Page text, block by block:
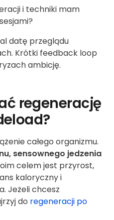
i techniki mam
datę przeglądu
Krótki feedback loop
ambicję.
regenerację
całego organizmu.
sensownego jedzenia
celem jest przyrost,
kaloryczny i
Jeżeli chcesz
do regeneracji po